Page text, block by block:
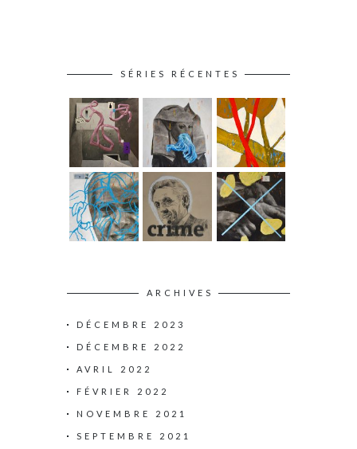
SÉRIES RÉCENTES
ARCHIVES
DÉCEMBRE 2023
DÉCEMBRE 2022
AVRIL 2022
FÉVRIER 2022
NOVEMBRE 2021
SEPTEMBRE 2021